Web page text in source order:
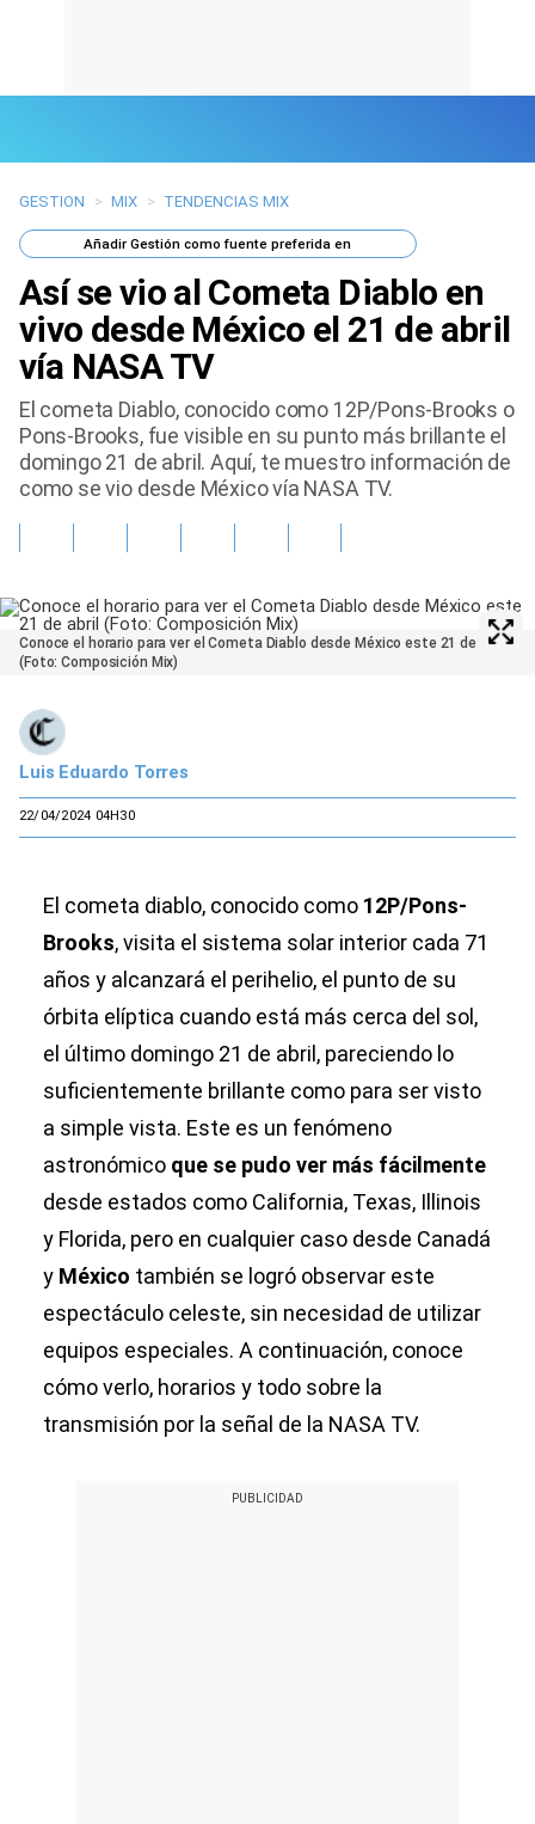
Últimas Noticias
Mi Bolsillo
Respuestas
Gente
Vida Laboral
Tendencias Mix
GESTION > MIX > TENDENCIAS MIX
AñadirGestión como fuente preferida en
Así se vio al Cometa Diablo en
vivo desde México el 21 de abril
vía NASA TV
El cometa Diablo, conocido como 12P/Pons-Brooks o
Pons-Brooks, fue visible en su punto más brillante el
domingo 21 de abril. Aquí, te muestro información de
como se vio desde México vía NASA TV.
Conoce el horario para ver el Cometa Diablo desde México este 21 de abril
(Foto: Composición Mix)
Luis Eduardo Torres
22/04/2024 04H30
El cometa diablo, conocido como 12P/Pons-
Brooks, visita el sistema solar interior cada 71
años y alcanzará el perihelio, el punto de su
órbita elíptica cuando está más cerca del sol,
el último domingo 21 de abril, pareciendo lo
suficientemente brillante como para ser visto
a simple vista. Este es un fenómeno
astronómico que se pudo ver más fácilmente
desde estados como California, Texas, Illinois
y Florida, pero en cualquier caso desde Canadá
y México también se logró observar este
espectáculo celeste, sin necesidad de utilizar
equipos especiales. A continuación, conoce
cómo verlo, horarios y todo sobre la
transmisión por la señal de la NASA TV.